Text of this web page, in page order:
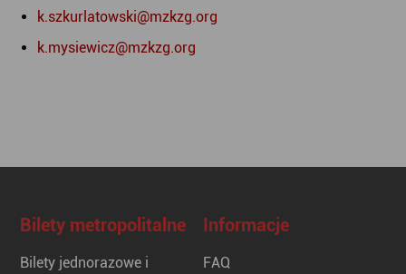
k.szkurlatowski@mzkzg.org
k.mysiewicz@mzkzg.org
Bilety metropolitalne
Bilety jednorazowe i
Informacje
FAQ